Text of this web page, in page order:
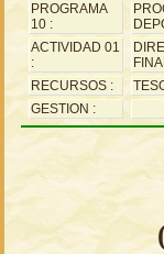
PROGRAMA
10 :
ACTIVIDAD 01
:
RECURSOS :
GESTION :